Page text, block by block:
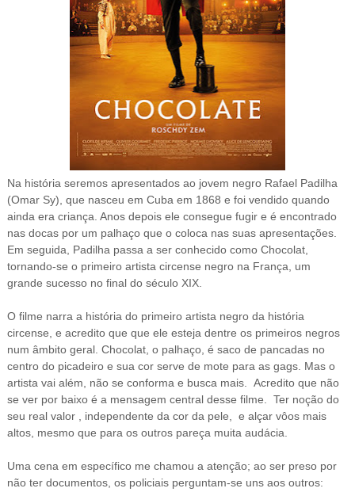
Na história seremos apresentados ao jovem negro Rafael Padilha
(Omar Sy), que nasceu em Cuba em 1868 e foi vendido quando
ainda era criança. Anos depois ele consegue fugir e é encontrado
nas docas por um palhaço que o coloca nas suas apresentações.
Em seguida, Padilha passa a ser conhecido como Chocolat,
tornando-se o primeiro artista circense negro na França, um
grande sucesso no final do século XIX.
O filme narra a história do primeiro artista negro da história
circense, e acredito que que ele esteja dentre os primeiros negros
num âmbito geral. Chocolat, o palhaço, é saco de pancadas no
centro do picadeiro e sua cor serve de mote para as gags. Mas o
artista vai além, não se conforma e busca mais. Acredito que não
se ver por baixo é a mensagem central desse filme. Ter noção do
seu real valor , independente da cor da pele, e alçar vôos mais
altos, mesmo que para os outros pareça muita audácia.
Uma cena em específico me chamou a atenção; ao ser preso por
não ter documentos, os policiais perguntam-se uns aosoutros: